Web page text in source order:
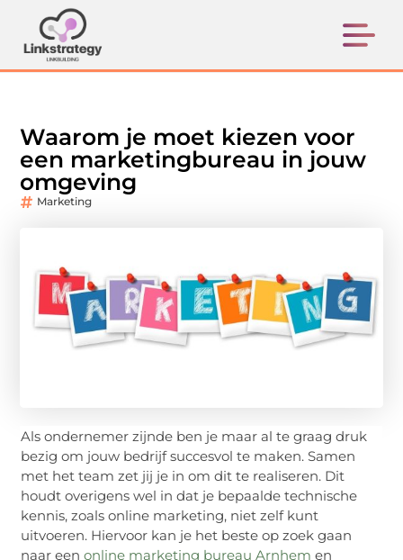
Waarom je moet kiezen voor
een marketingbureau in jouw
omgeving
Marketing
Als ondernemer zijnde ben je maar al te graag druk
bezig om jouw bedrijf succesvol te maken. Samen
met het team zet jij je in om dit te realiseren. Dit
houdt overigens wel in dat je bepaalde technische
kennis, zoals online marketing, niet zelf kunt
uitvoeren. Hiervoor kan je het beste op zoek gaan
naar eenonline marketing bureau Arnhem en